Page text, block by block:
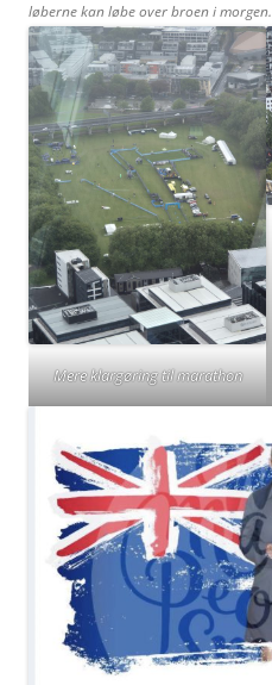
løberne kan løbe over broen i morgen.
Mere klargøring til marathon